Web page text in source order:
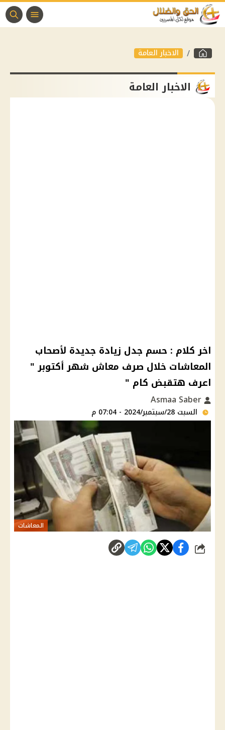
الاخبار العامة
الاخبار العامة
اخر كلام : حسم جدل زيادة جديدة لأصحاب
المعاشات خلال صرف معاش شهر أكتوبر "
اعرف هتقبض كام "
السبت 28/سبتمبر/2024 - 07:04 م
المعاشات
شارك